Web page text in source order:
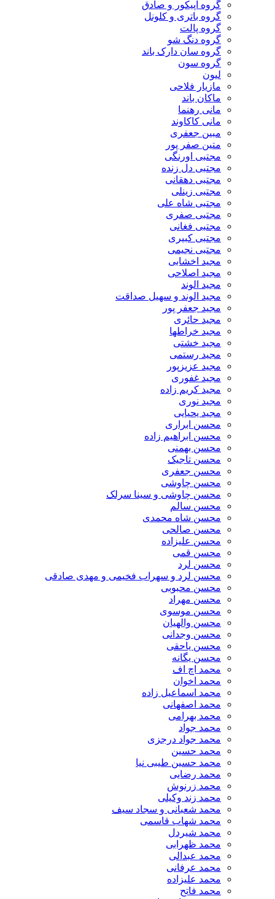
گروه اپیکور و صادق
گروه باتری و کلونل
گروه پالت
گروه دنگ شو
گروه سان دارک باند
گروه سون
مازیار فلاحی
ماکان باند
مانی رهنما
مانی کاکاوند
مبین جعفری
متین صفر پور
مجتبی اورنگی
مجتبی دل زنده
مجتبی دهقانی
مجتبی زینلی
مجتبی شاه علی
مجتبی صفری
مجتبی فغانی
مجتبی کبیری
مجتبی نجیمی
مجید اخشابی
مجید اصلاحی
مجید الوند‎
مجید الوند و سهیل صداقت
مجید جعفر پور
مجید حائری
مجید خراطها
مجید خشتی
مجید رستمی
مجید عزیزپور
مجید غفوری
مجید کریم زاده
مجید نوری
مجید یحیایی
محسن ابراری
محسن ابراهیم زاده
محسن بهمنی
محسن تاجیک
محسن جعفری
محسن چاوشی
محسن چاوشی و سینا سرلک
محسن سالم
محسن شاه محمدی
محسن صالحی
محسن علیزاده
محسن قمی
محسن لرد
محسن لرد و سهراب فخیمی و مهدی صادقی
محسن محبوبی
محسن مهراد
محسن موسوی
محسن والهیان
محسن وجدانی
محسن یاحقی
محسن یگانه
محمد اچ اف
محمد اخوان
محمد اسماعیل زاده
محمد اصفهانی
محمد بهرامی
محمد جواد
محمد جواد درجزی
محمد حسین
محمد حسین طیبی نیا
محمد رضایی
محمد زرنوش
محمد زند وکیلی
محمد شعبانی و سجاد سیف
محمد شهاب قاسمی
​محمد شیردل
محمد ظهرابی
محمد عبدالی
محمد عرفانی
محمد علیزاده
محمد فاتح